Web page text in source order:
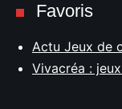
Favoris
Actu Jeux de
Vivacréa :